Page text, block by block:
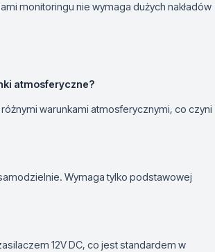
monitoringu nie wymaga dużych nakładów
atmosferyczne?
warunkami atmosferycznymi, co czyni
Wymaga tylko podstawowej
12V DC, co jest standardem w